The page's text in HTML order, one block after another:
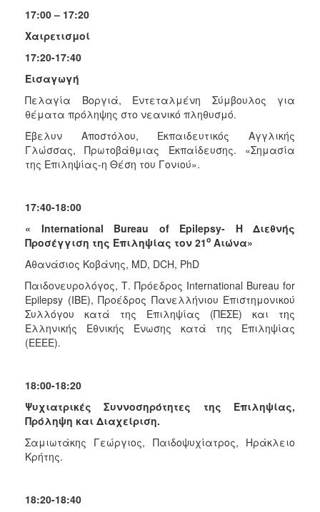
17:00 – 17:20
Χαιρετισμοί
17:20-17:40
Εισαγωγή
Πελαγία Βοργιά, Εντεταλμένη Σύμβουλος για
θέματα πρόληψης στο νεανικό πληθυσμό.
Έβελυν Αποστόλου, Εκπαιδευτικός Αγγλικής
Γλώσσας, Πρωτοβάθμιας Εκπαίδευσης. «Σημασία
της Επιληψίας-η Θέση του Γονιού».
17:40-18:00
« International Bureau of Epilepsy- Η Διεθνής
Προσέγγιση της Επιληψίας τον 21ο Αιώνα»
Αθανάσιος Κοβάνης, MD, DCH, PhD
Παιδονευρολόγος, Τ. Πρόεδρος International Bureau for
Epilepsy (IBE), Προέδρος Πανελλήνιου Επιστημονικού
Συλλόγου κατά της Επιληψίας (ΠΕΣΕ) και της
Ελληνικής Εθνικής Ένωσης κατά της Επιληψίας
(ΕΕΕΕ).
18:00-18:20
Ψυχιατρικές Συννοσηρότητες της Επιληψίας,
Πρόληψη και Διαχείριση.
Σαμιωτάκης Γεώργιος, Παιδοψυχίατρος, Ηράκλειο
Κρήτης.
18:20-18:40